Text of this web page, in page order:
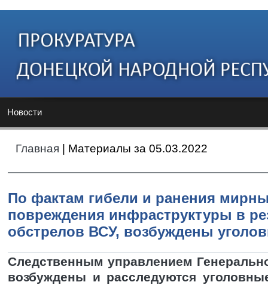
Новости
Главная | Материалы за 05.03.2022
По фактам гибели и ранения
повреждения инфраструктуры в
обстрелов ВСУ, возбуждены
Следственным управлением
возбуждены и расследуются